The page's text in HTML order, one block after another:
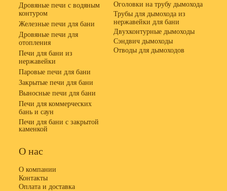
Дровяные печи с водяным
контуром
Железные печи для бани
Дровяные печи для
отопления
Печи для бани из
нержавейки
Паровые печи для бани
Закрытые печи для бани
Выносные печи для бани
Печи для коммерческих
бань и саун
Печи для бани с закрытой
каменкой
Оголовки на трубу дымохода
Трубы для дымохода из
нержавейки для бани
Двухконтурные дымоходы
Сэндвич дымоходы
Отводы для дымоходов
О нас
О компании
Контакты
Оплата и доставка